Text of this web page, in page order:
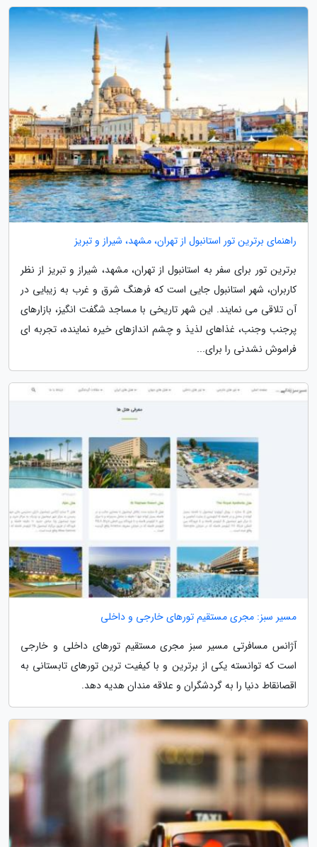
راهنمای برترین تور استانبول از تهران، مشهد، شیراز و تبریز
برترین تور برای سفر به استانبول از تهران، مشهد، شیراز و تبریز از نظر
کاربران، شهر استانبول جایی است که فرهنگ شرق و غرب به زیبایی در
آن تلاقی می نمایند. این شهر تاریخی با مساجد شگفت انگیز، بازارهای
پرجنب وجنب، غذاهای لذیذ و چشم اندازهای خیره نماینده، تجربه ای
فراموش نشدنی را برای...
مسیر سبز: مجری مستقیم تورهای خارجی و داخلی
آژانس مسافرتی مسیر سبز مجری مستقیم تورهای داخلی و خارجی
است که توانسته یکی از برترین و با کیفیت ترین تورهای تابستانی به
اقصانقاط دنیا را به گردشگران و علاقه مندان هدیه دهد.